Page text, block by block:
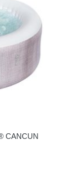
CANCUN